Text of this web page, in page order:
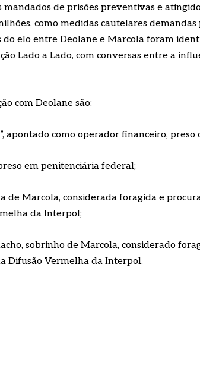
de prisões preventivas e
como medidas cautelares demandas
do elo entre Deolane e Marcola foram
Lado a Lado, com conversas entre a
com Deolane são:
apontado como operador financeiro, preso
em penitenciária federal;
de Marcola, considerada foragida e
da Interpol;
sobrinho de Marcola, considerado
Difusão Vermelha da Interpol.